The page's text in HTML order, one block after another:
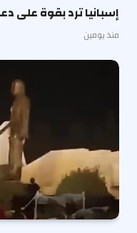
إسبانيا ترد بقوة على
منذ يومين